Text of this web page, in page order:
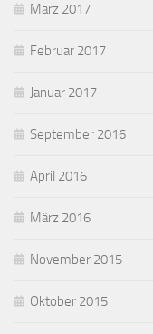
März 2017
Februar 2017
Januar 2017
September 2016
April 2016
März 2016
November 2015
Oktober 2015